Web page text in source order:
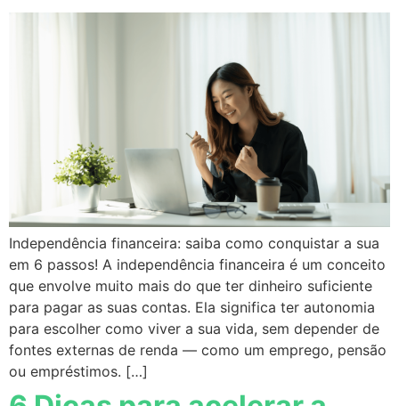
Independência financeira: saiba como conquistar a sua
em 6 passos! A independência financeira é um conceito
que envolve muito mais do que ter dinheiro suficiente
para pagar as suas contas. Ela significa ter autonomia
para escolher como viver a sua vida, sem depender de
fontes externas de renda — como um emprego, pensão
ou empréstimos. […]